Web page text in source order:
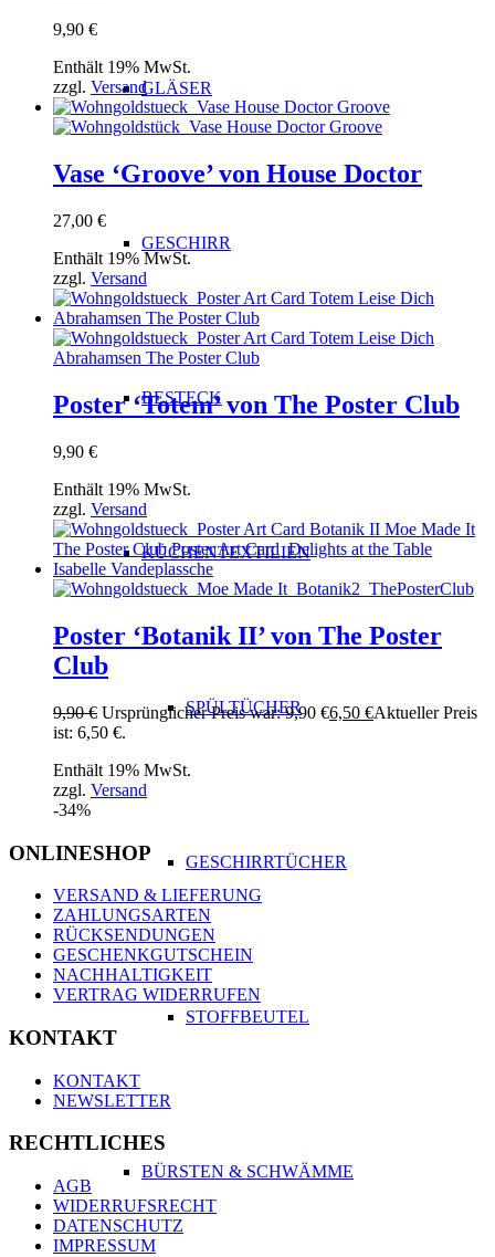
GLÄSER
GESCHIRR
BESTECK
KÜCHENTEXTILIEN
SPÜLTÜCHER
GESCHIRRTÜCHER
STOFFBEUTEL
BÜRSTEN & SCHWÄMME
9,90 €
Enthält 19% MwSt.
zzgl. Versand
Vase ‘Groove’ von House Doctor
27,00 €
Enthält 19% MwSt.
zzgl. Versand
Poster ‘Totem’ von The Poster Club
9,90 €
Enthält 19% MwSt.
zzgl. Versand
Poster ‘Botanik II’ von The Poster
Club
9,90€ Ursprünglicher Preis war: 9,90 €6,50 €Aktueller Preis
ist: 6,50 €.
Enthält 19% MwSt.
zzgl. Versand
-34%
ONLINESHOP
VERSAND & LIEFERUNG
ZAHLUNGSARTEN
RÜCKSENDUNGEN
GESCHENKGUTSCHEIN
NACHHALTIGKEIT
VERTRAG WIDERRUFEN
KONTAKT
KONTAKT
NEWSLETTER
RECHTLICHES
AGB
WIDERRUFSRECHT
DATENSCHUTZ
IMPRESSUM